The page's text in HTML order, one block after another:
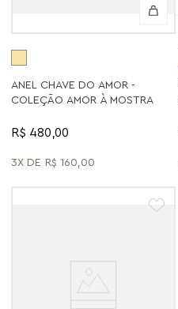
ANEL CHAVE DO AMOR -
COLEÇÃO AMOR À MOSTRA
R$ 480,00
3 R$ 160,00